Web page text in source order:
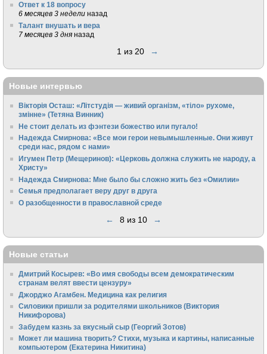
Ответ к 18 вопросу
6 месяцев 3 недели назад
Талант внушать и вера
7 месяцев 3 дня назад
1 из 20 →
Новые интервью
Вікторія Осташ: «Літстудія — живий організм, «тіло» рухоме,
змінне» (Тетяна Винник)
Не стоит делать из фэнтези божество или пугало!
Надежда Смирнова: «Все мои герои невымышленные. Они живут
среди нас, рядом с нами»
Игумен Петр (Мещеринов): «Церковь должна служить не народу, а
Христу»
Надежда Смирнова: Мне было бы сложно жить без «Омилии»
Семья предполагает веру друг в друга
О разобщенности в православной среде
← 8 из 10 →
Новые статьи
Дмитрий Косырев: «Во имя свободы всем демократическим
странам велят ввести цензуру»
Джорджо Агамбен. Медицина как религия
Силовики пришли за родителями школьников (Виктория
Никифорова)
Забудем казнь за вкусный сыр (Георгий Зотов)
Может ли машина творить? Стихи, музыка и картины, написанные
компьютером (Екатерина Никитина)